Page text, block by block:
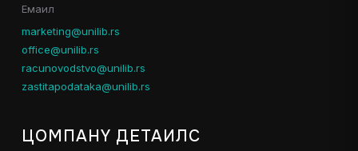
Емаил
marketing@unilib.rs
office@unilib.rs
racunovodstvo@unilib.rs
zastitapodataka@unilib.rs
ЦОМПАНY ДЕТАИЛС